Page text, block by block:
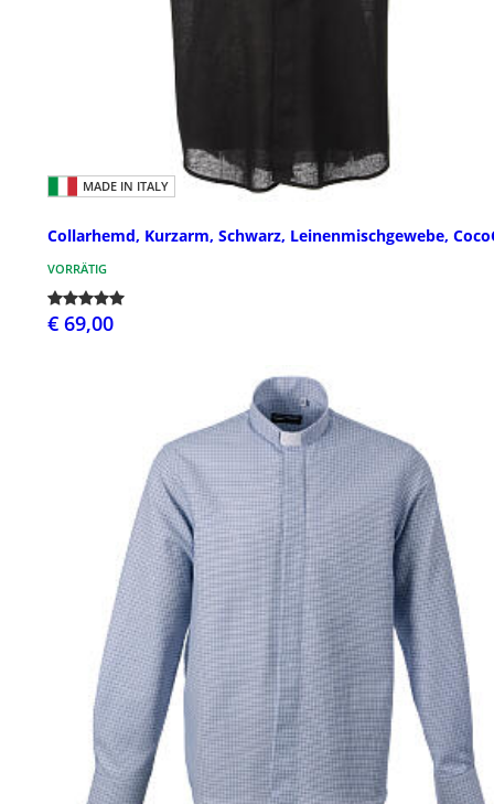
MADE IN ITALY
Collarhemd, Kurzarm, Schwarz, Leinenmischgewebe,
VORRÄTIG
€ 69,00